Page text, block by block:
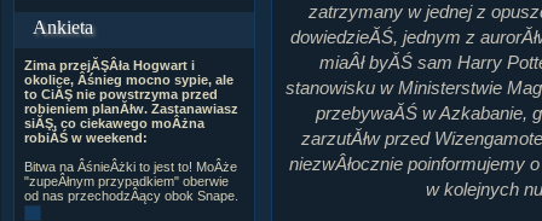
Ankieta
Zima przejĂŞÂła Hogwart i
okolice, Âśnieg mocno sypie, ale
to CiĂŞ nie powstrzyma przed
robieniem planĂłw. Zastanawiasz
siĂŞ, co ciekawego moÂżna
robiĂŚ w weekend:
Bitwa na ÂśnieÂżki to jest to! MoÂże
"zupeÂłnym przypadkiem" oberwie
od nas przechodzÂący obok Snape.
zatrzymany w jednej z
dowiedzieĂŚ, jednym z
miaÂł byĂŚ sam Harry
stanowisku w Ministerstwie
przebywaĂŚ w Azkabanie,
zarzutĂłw przed
niezwÂłocznie poinformujemy
w kolejnych